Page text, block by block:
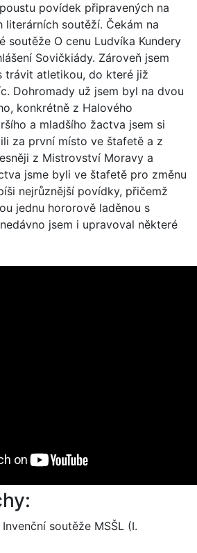
soutěže MSŠL (I.
povídek připravených na
literárních soutěží. Čekám na
soutěže O cenu Ludvíka Kundery
Sovičkiády. Zároveň jsem
trávit atletikou, do které již
Dohromady už jsem byl na dvou
konkrétně z Halového
a mladšího žactva jsem si
za první místo ve štafetě a z
z Mistrovství Moravy a
jsme byli ve štafetě pro změnu
nejrůznější povídky, přičemž
jednu hororově laděnou s
jsem i upravoval některé